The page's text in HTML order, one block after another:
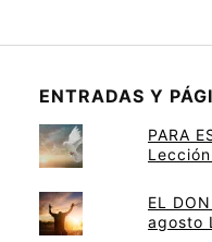
ENTRADAS Y
PARA
EL
agosto